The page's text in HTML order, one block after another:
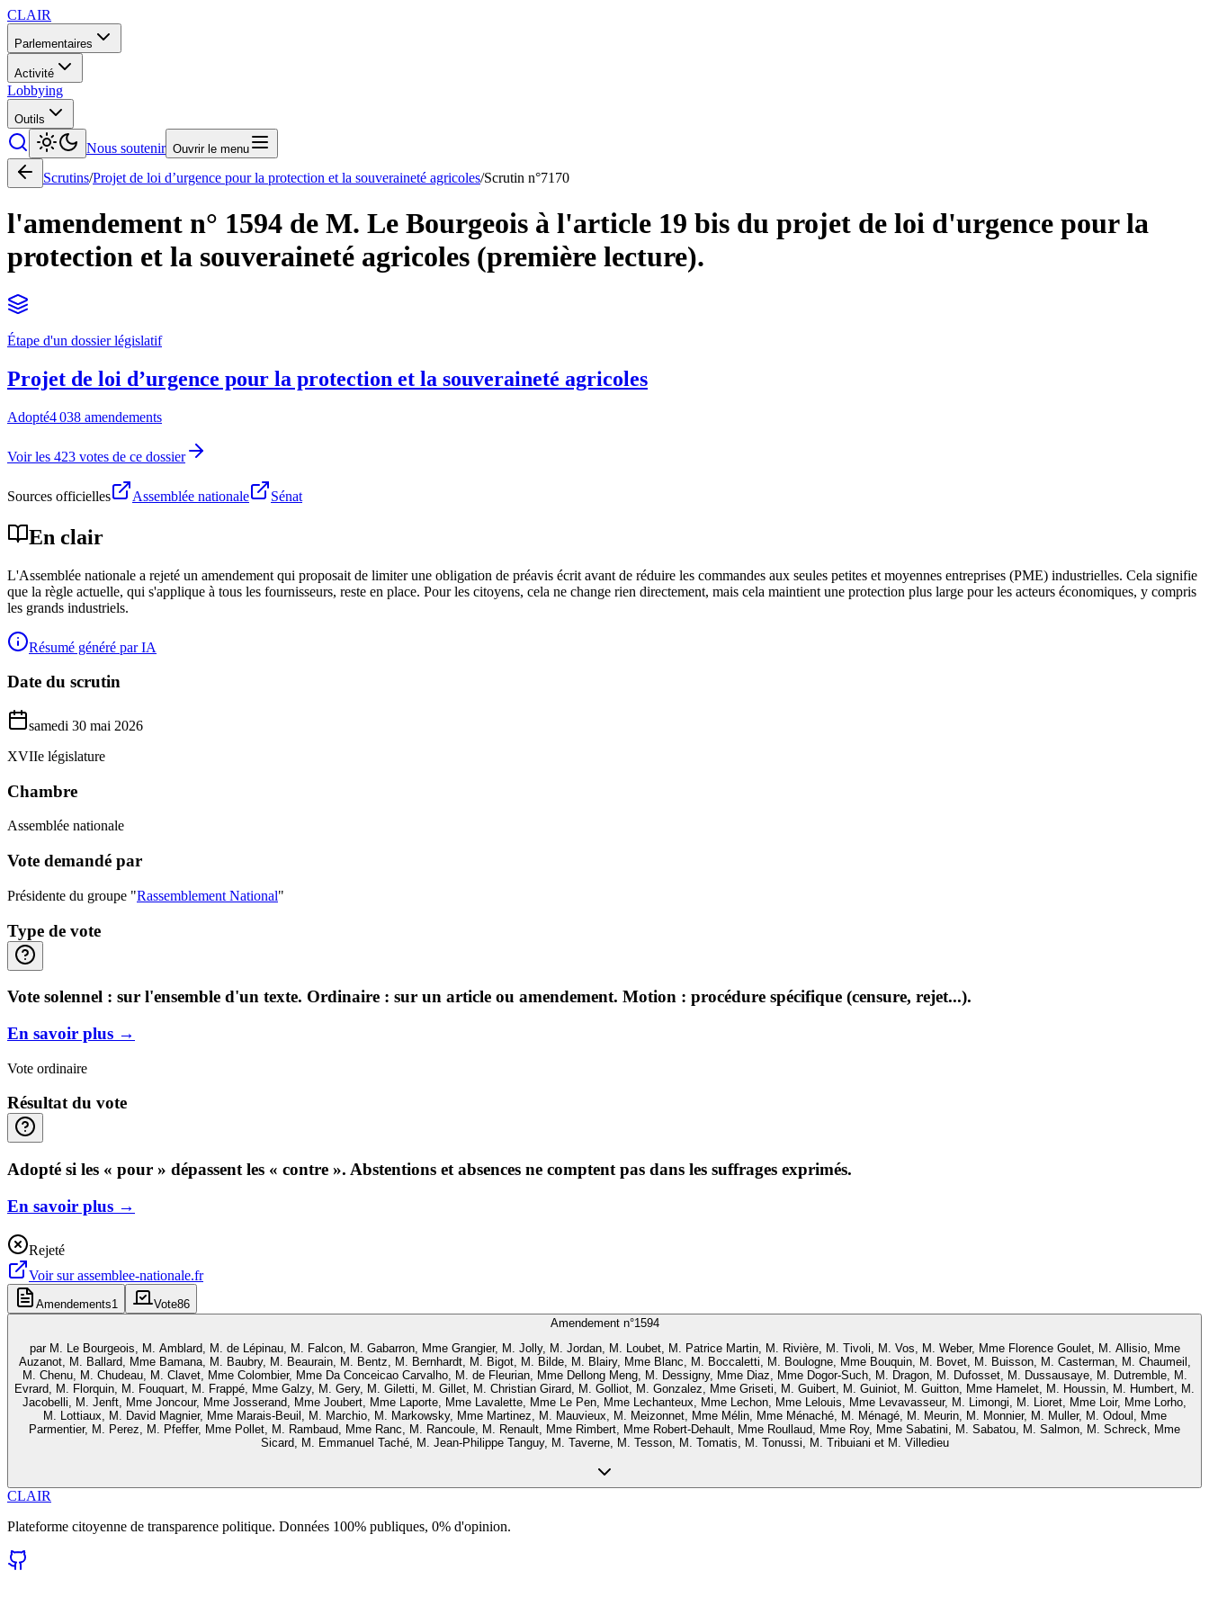
CLAIR
Parlementaires
Activité
Lobbying
Outils
Nous soutenir Ouvrir le menu
Scrutins/Projet de loi d’urgence pour la protection et la souveraineté agricoles/Scrutin n°7170
l'amendement n° 1594 de M. Le Bourgeois à l'article 19 bis du projet de loi d'urgence pour la
protection et la souveraineté agricoles (première lecture).
Étape d'un dossier législatif
Projet de loi d’urgence pour la protection et la souveraineté agricoles
Adopté4 038 amendements
Voir les 423 votes de ce dossier
Sources officielles Assemblée nationale Sénat
En clair
L'Assemblée nationale a rejeté un amendement qui proposait de limiter une obligation de préavis écrit avant de réduire les commandes aux seules petites et moyennes entreprises (PME) industrielles. Cela signifie
que la règle actuelle, qui s'applique à tous les fournisseurs, reste en place. Pour les citoyens, cela ne change rien directement, mais cela maintient une protection plus large pour les acteurs économiques, y compris
les grands industriels.
Résumé généré par IA
Date du scrutin
samedi 30 mai 2026
XVIIe législature
Chambre
Assemblée nationale
Vote demandé par
Présidente du groupe "Rassemblement National"
Type de vote
Vote solennel : sur l'ensemble d'un texte. Ordinaire : sur un article ou amendement. Motion : procédure spécifique (censure, rejet...).
En savoir plus →
Vote ordinaire
Résultat du vote
Adopté si les « pour » dépassent les « contre ». Abstentions et absences ne comptent pas dans les suffrages exprimés.
En savoir plus →
Rejeté
Voir surassemblee-nationale.fr
Amendements1 Vote86
Amendement n°1594
par M. Le Bourgeois, M. Amblard, M. de Lépinau, M. Falcon, M. Gabarron, Mme Grangier, M. Jolly, M. Jordan, M. Loubet, M. Patrice Martin, M. Rivière, M. Tivoli, M. Vos, M. Weber, Mme Florence Goulet, M. Allisio, Mme
Auzanot, M. Ballard, Mme Bamana, M. Baubry, M. Beaurain, M. Bentz, M. Bernhardt, M. Bigot, M. Bilde, M. Blairy, Mme Blanc, M. Boccaletti, M. Boulogne, Mme Bouquin, M. Bovet, M. Buisson, M. Casterman, M. Chaumeil,
M. Chenu, M. Chudeau, M. Clavet, Mme Colombier, Mme Da Conceicao Carvalho, M. de Fleurian, Mme Dellong Meng, M. Dessigny, Mme Diaz, Mme Dogor-Such, M. Dragon, M. Dufosset, M. Dussausaye, M. Dutremble, M.
Evrard, M. Florquin, M. Fouquart, M. Frappé, Mme Galzy, M. Gery, M. Giletti, M. Gillet, M. Christian Girard, M. Golliot, M. Gonzalez, Mme Griseti, M. Guibert, M. Guiniot, M. Guitton, Mme Hamelet, M. Houssin, M. Humbert, M.
Jacobelli, M. Jenft, Mme Joncour, Mme Josserand, Mme Joubert, Mme Laporte, Mme Lavalette, Mme Le Pen, Mme Lechanteux, Mme Lechon, Mme Lelouis, Mme Levavasseur, M. Limongi, M. Lioret, Mme Loir, Mme Lorho,
M. Lottiaux, M. David Magnier, Mme Marais-Beuil, M. Marchio, M. Markowsky, Mme Martinez, M. Mauvieux, M. Meizonnet, Mme Mélin, Mme Ménaché, M. Ménagé, M. Meurin, M. Monnier, M. Muller, M. Odoul, Mme
Parmentier, M. Perez, M. Pfeffer, Mme Pollet, M. Rambaud, Mme Ranc, M. Rancoule, M. Renault, Mme Rimbert, Mme Robert-Dehault, Mme Roullaud, Mme Roy, Mme Sabatini, M. Sabatou, M. Salmon, M. Schreck, Mme
Sicard, M. Emmanuel Taché, M. Jean-Philippe Tanguy, M. Taverne, M. Tesson, M. Tomatis, M. Tonussi, M. Tribuiani et M. Villedieu
CLAIR
Plateforme citoyenne de transparence politique. Données 100% publiques, 0% d'opinion.